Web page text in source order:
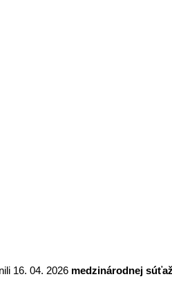
16. 04. 2026 medzinárodnej